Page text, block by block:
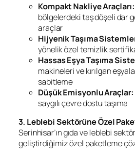
Kompakt Nakliye Araçları:
bölgelerdeki taş döşeli dar
araçlar
Hijyenik Taşıma
yönelik özel temizlik
Hassas Eşya Taşıma
makineleri ve kırılgan
sabitleme
Düşük Emisyonlu Araçlar:
saygılı çevre dostu taşıma
3. Leblebi Sektörüne Özel
Serinhisar’ın gıda ve leblebi
geliştirdiğimiz özel paketleme